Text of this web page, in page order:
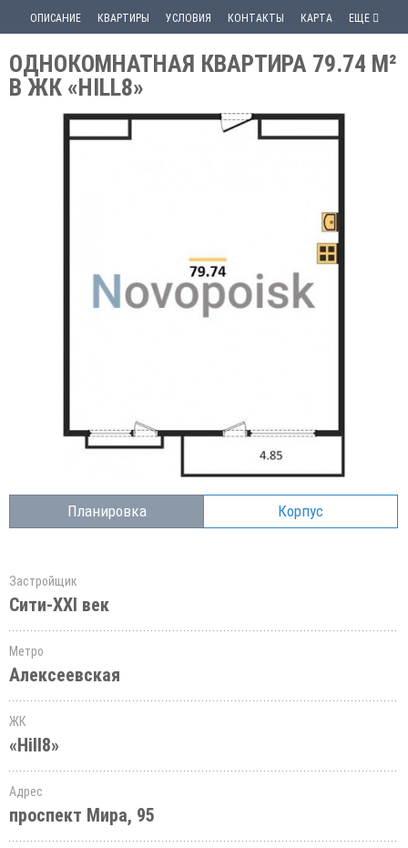
ОПИСАНИЕ КВАРТИРЫ УСЛОВИЯ КОНТАКТЫ КАРТА ЕЩЕ
ОДНОКОМНАТНАЯ КВАРТИРА 79.74 М²
В ЖК «HILL8»
Планировка Корпус
Застройщик
Сити-XXI век
Метро
Алексеевская
ЖК
«Hill8»
Адрес
проспект Мира, 95